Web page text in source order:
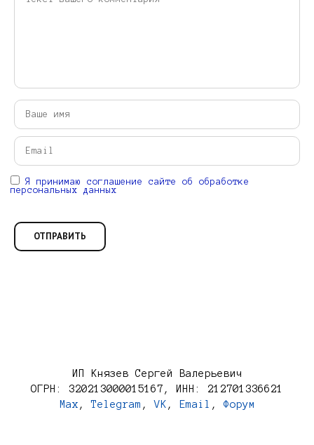
Я принимаю соглашение сайте об обработке
персональных данных
ИП Князев Сергей Валерьевич
ОГРН: 320213000015167, ИНН: 212701336621
Max ,Telegram ,VK , Email , Форум